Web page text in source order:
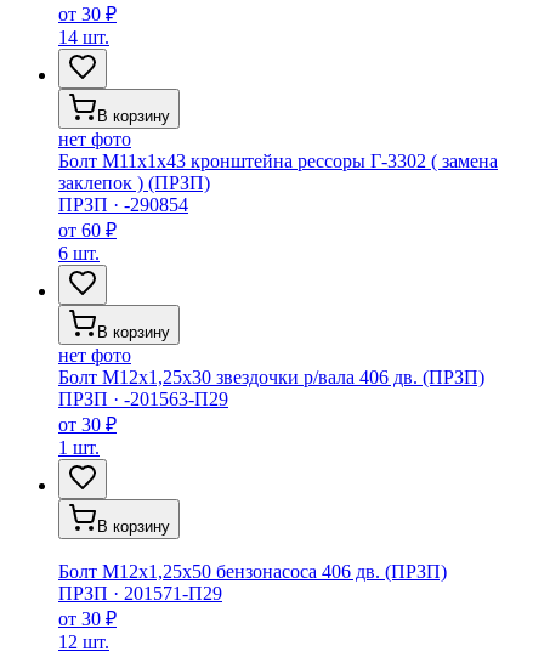
от 30 ₽
14 шт.
В корзину
нет фото
Болт М11х1х43 кронштейна рессоры Г-3302 ( замена
заклепок ) (ПРЗП)
ПРЗП · -290854
от 60 ₽
6 шт.
В корзину
нет фото
Болт М12х1,25х30 звездочки р/вала 406 дв. (ПРЗП)
ПРЗП · -201563-П29
от 30 ₽
1 шт.
В корзину
Болт М12х1,25х50 бензонасоса 406 дв. (ПРЗП)
ПРЗП · 201571-П29
от 30 ₽
12 шт.